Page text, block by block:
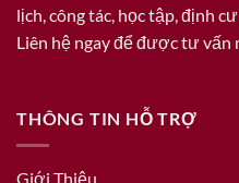
lịch, công tác, học tập, định
Liên hệ ngay để được tư vấn
THÔNG TIN HỖ TRỢ
Giới Thiệu